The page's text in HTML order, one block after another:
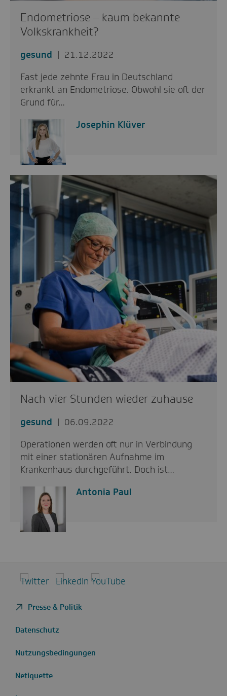
Endometriose – kaum bekannte
Volkskrankheit?
gesund
21.12.2022
Fast jede zehnte Frau in Deutschland
erkrankt an Endometriose. Obwohl sie oft der
Grund für…
Josephin Klüver
Nach vier Stunden wieder zuhause
gesund
06.09.2022
Operationen werden oft nur in Verbindung
mit einer stationären Aufnahme im
Krankenhaus durchgeführt. Doch ist…
Antonia Paul
Twitter LinkedIn
Presse & Politik
Datenschutz
Nutzungsbedingungen
Netiquette